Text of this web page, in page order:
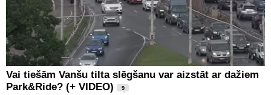
Vai tiešām Vanšu tilta slēgšanu var aizstāt ar dažiem
Park&Ride? (+ VIDEO)
9